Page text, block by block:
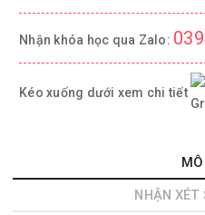
Nhận khóa học qua Zalo:
Kéo xuống dưới xem chi tiết
NHẬN XÉT